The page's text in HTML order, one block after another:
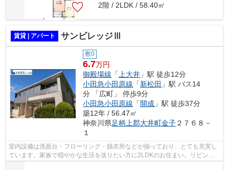
2階 / 2LDK / 58.40㎡
賃貸 | アパート サンビレッジⅢ
敷0
6.7万円
御殿場線 「 上大井 」駅 徒歩12分
小田急小田原線 「新松田 」駅 バス14
分 「広町」 停歩9分
小田急小田原線 「開成 」駅 徒歩37分
築12年 / 56.47㎡
神奈川県足柄上郡大井町金子２７６８－
１
室内設備は洗面台・フローリング・脱衣所などが揃っており、とても充実し
ています。家族で穏やかな生活を送りたい方に2LDKのお住まい。リビング